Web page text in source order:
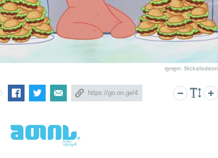
ფოტო: Nickelodeon